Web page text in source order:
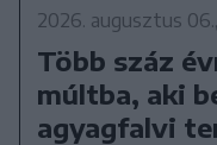
2026. augusztus
Több száz
múltba, aki
agyagfalvi